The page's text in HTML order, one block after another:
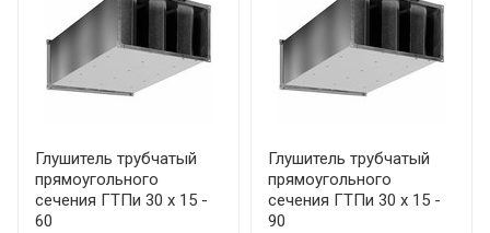
Глушитель трубчатый
прямоугольного
сечения ГТПи 30 х 15 -
60
Глушитель трубчатый
прямоугольного
сечения ГТПи 30 х 15 -
90